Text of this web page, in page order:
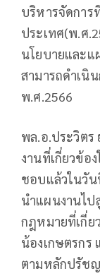
บริหารจัดกา
ประเทศ(พ.ศ
นโยบายและแ
สามารถดำเนิ
พ.ศ.2566
พล.อ.ประวิตร
งานที่เกี่ยวข้อ
ชอบแล้วในวั
นำแผนงานไป
กฎหมายที่เกี่
น้องเกษตรกร
ตามหลักปรัชญ